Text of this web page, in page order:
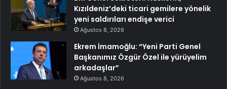
Kızıldeniz’deki ticari gemilere yönelik
yeni saldırıları endişe verici
Ağustos 8, 2026
Ekrem İmamoğlu: “Yeni Parti Genel
Başkanımız Özgür Özel ile yürüyelim
arkadaşlar”
Ağustos 8, 2026